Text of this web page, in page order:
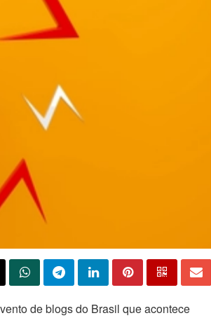
de blogs do Brasil que acontece